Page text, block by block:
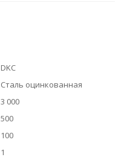
DKC
Сталь оцинкованная
3 000
500
100
1